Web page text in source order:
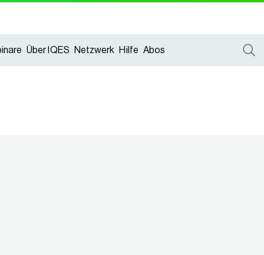
Über IQES Netzwerk Hilfe Abos